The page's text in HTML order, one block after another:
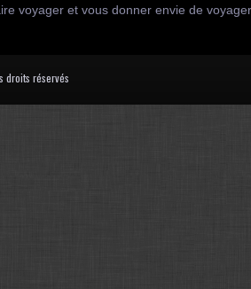
voyager et vous donner envie de
droits réservés